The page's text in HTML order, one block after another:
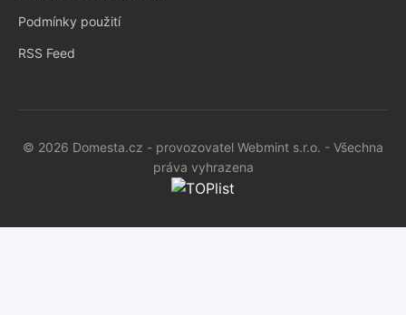
Podmínky použití
RSS Feed
© 2026 Domesta.cz - provozovatel Webmint s.r.o. - Všechna
práva vyhrazena